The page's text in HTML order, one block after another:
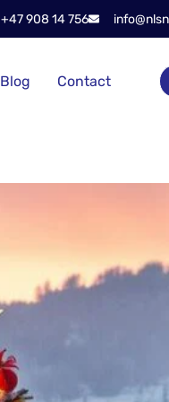
+47 908 14 756
Blog Contact